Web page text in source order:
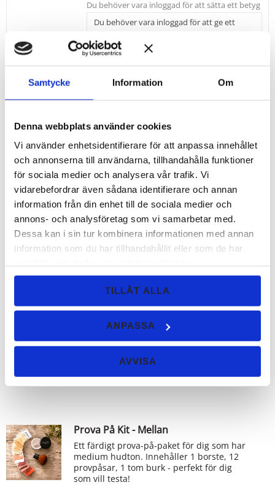
Samtycke Information Om
Denna webbplats använder cookies
Vi använder enhetsidentifierare för att anpassa innehållet
och annonserna till användarna, tillhandahålla funktioner
för sociala medier och analysera vår trafik. Vi
vidarebefordrar även sådana identifierare och annan
information från din enhet till de sociala medier och
annons- och analysföretag som vi samarbetar med.
Dessa kan i sin tur kombinera informationen med annan
information som du har tillhandahållit eller som de har
TILLÅT ALLA
ANPASSA
AVVISA
Bli den första att lämna ett omdöme.
Eyeliner/Shadow borste
Två borstar i en. Passar för både
ögonskugga och eyeliner.
108
KÖP
Truffle provpåse
Provpåse - ett bra alternativ för dig som
vill prova först. En glittrande bronsfärg.
Prova På Kit - Mellan
Ett färdigt prova-på-paket för dig som har
medium hudton. Innehåller 1 borste, 12
provpåsar, 1 tom burk - perfekt för dig
som vill testa!